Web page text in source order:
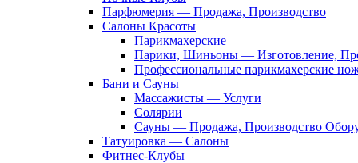
Парфюмерия — Продажа, Производство
Салоны Красоты
Парикмахерские
Парики, Шиньоны — Изготовление,
Профессиональные парикмахерские
Бани и Сауны
Массажисты — Услуги
Солярии
Сауны — Продажа, Производство
Татуировка — Салоны
Фитнес-Клубы